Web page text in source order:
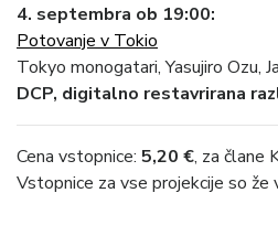
4. septembra ob 19:00:
Potovanje v Tokio
Tokyo monogatari, Yasujiro Ozu,
DCP, digitalno restavrirana
Cena vstopnice: 5,20 €, za člane
Vstopnice za vse projekcije so